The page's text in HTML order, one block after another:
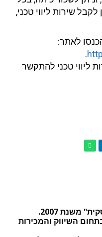
שירות ליווי טכני,
לאתר:
.
ליווי טכני להתקשר
משנת 2007.
השיווק והמכירות